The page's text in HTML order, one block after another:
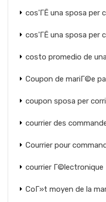
cos'ГЁ una sposa per
cos'ГЁ una sposa per
costo promedio de
Coupon de mariГ©e
coupon sposa per
courrier des
Courrier pour
courrier Г©lectronique
CoГ»t moyen de la